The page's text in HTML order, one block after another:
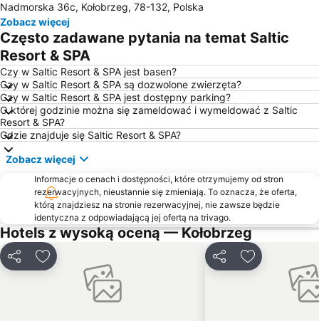
Molo
Plaża Gąski
Chłopy
Unieście
Plaża Mielno
Plaża Pogorzelica
Sunrise Festiwal
Plaża Pustkowo
Latarnia Morska Kołobrzeg
Plaża Mielenko
Plaża Łazy
Plaża Niechorze
Plaża Ustronie Morskie
Port Kołobrzeg
Plaża Łukęcin
Łukęcin Golf and Relax Club
Plaża Mrzeżyno
Kąpielisko Grzybowo
Amfiteatr
Plaża Podczele
Śródmiejskie
Jezioro Jamno
Pomnik Zaślubin Polski z Morzem
Solne Zdroje
Nadmorska 36c, Kołobrzeg, 78-132, Polska
Zobacz więcej
Często zadawane pytania na temat Saltic
Resort & SPA
Czy w Saltic Resort & SPA jest basen?
Czy w Saltic Resort & SPA są dozwolone zwierzęta?
Czy w Saltic Resort & SPA jest dostępny parking?
O której godzinie można się zameldować i wymeldować z Saltic
Resort & SPA?
Gdzie znajduje się Saltic Resort & SPA?
Zobacz więcej
Informacje o cenach i dostępności, które otrzymujemy od stron
rezerwacyjnych, nieustannie się zmieniają. To oznacza, że oferta,
którą znajdziesz na stronie rezerwacyjnej, nie zawsze będzie
identyczna z odpowiadającą jej ofertą na trivago.
Hotels z wysoką oceną — Kołobrzeg
UdostępnijDodaj do ulubionych UdostępnijDodaj do